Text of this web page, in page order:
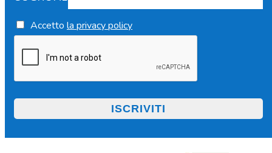
Accetto la privacy policy